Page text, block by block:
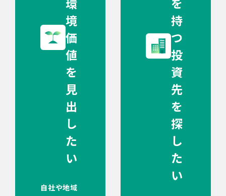
境
価
値
を
見
出
し
た
い
自社や地域
持
つ
投
資
先
を
探
し
た
い